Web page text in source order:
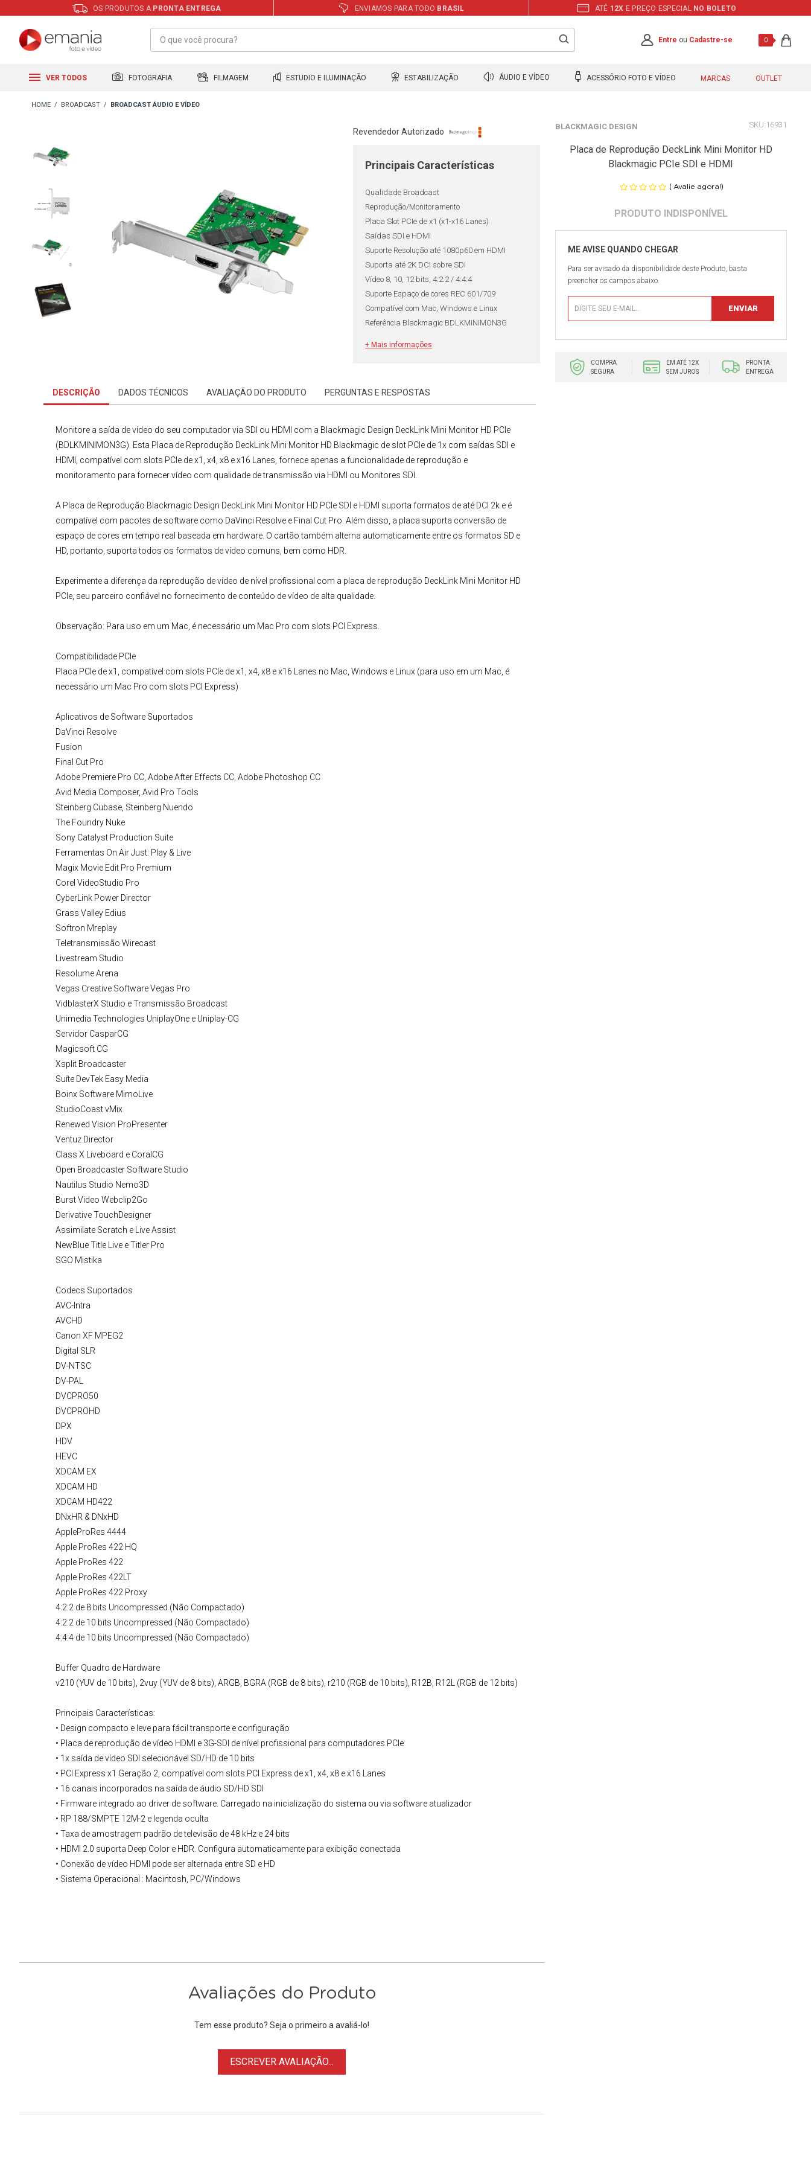
OS PRODUTOS A PRONTA ENTREGA ENVIAMOS PARA TODO BRASIL ATÉ 12X E PREÇO ESPECIAL NO BOLETO
Entre ou Cadastre-se 0
VER TODOS FOTOGRAFIA FILMAGEM ESTUDIO E ILUMINAÇÃO ESTABILIZAÇÃO ÁUDIO E VÍDEO ACESSÓRIO FOTO E VÍDEO MARCAS OUTLET
BROADCAST BROADCAST ÁUDIO E VÍDEO
Revendedor Autorizado
Principais Características
Qualidade Broadcast
Reprodução/Monitoramento
Placa Slot PCIe de x1 (x1-x16 Lanes)
Saídas SDI e HDMI
Suporte Resolução até 1080p60 em HDMI
Suporta até 2K DCI sobre SDI
Vídeo 8, 10, 12 bits, 4:2:2 / 4:4:4
Suporte Espaço de cores REC 601/709
Compatível com Mac, Windows e Linux
Referência Blackmagic BDLKMINIMON3G
+ Mais informações
BLACKMAGIC DESIGN 16931
Placa de Reprodução DeckLink Mini Monitor HD
Blackmagic PCIe SDI e HDMI
( Avalie agora!)
Para ser avisado da disponibilidade deste Produto, basta
preencher os campos abaixo.
COMPRA
SEGURA
EM ATÉ 12X
SEM JUROS
PRONTA
ENTREGA
DESCRIÇÃO DADOS TÉCNICOS AVALIAÇÃO DO PRODUTO PERGUNTAS E RESPOSTAS
Monitore a saída de vídeo do seu computador via SDI ou HDMI com a Blackmagic Design DeckLink Mini Monitor HD PCIe
(BDLKMINIMON3G) . Esta Placa de Reprodução DeckLink Mini Monitor HD Blackmagic de slot PCIe de 1x com saídas SDI e
HDMI, compatível com slots PCIe de x1, x4, x8 e x16 Lanes, fornece apenas a funcionalidade de reprodução e
monitoramento para fornecer vídeo com qualidade de transmissão via HDMI ou Monitores SDI.
A Placa de Reprodução Blackmagic Design DeckLink Mini Monitor HD PCIe SDI e HDMI suporta formatos de até DCI 2k e é
compatível com pacotes de software como DaVinci Resolve e Final Cut Pro. Além disso, a placa suporta conversão de
espaço de cores em tempo real baseada em hardware. O cartão também alterna automaticamente entre os formatos SD e
HD, portanto, suporta todos os formatos de vídeo comuns, bem como HDR.
Experimente a diferença da reprodução de vídeo de nível profissional com a placa de reprodução DeckLink Mini Monitor HD
PCIe, seu parceiro confiável no fornecimento de conteúdo de vídeo de alta qualidade.
Observação: Para uso em um Mac, é necessário um Mac Pro com slots PCI Express.
Compatibilidade PCIe
Placa PCIe de x1, compatível com slots PCIe de x1, x4, x8 e x16 Lanes no Mac, Windows e Linux (para uso em um Mac, é
necessário um Mac Pro com slots PCI Express)
Aplicativos de Software Suportados
DaVinci Resolve
Fusion
Final Cut Pro
Adobe Premiere Pro CC, Adobe After Effects CC, Adobe Photoshop CC
Avid Media Composer, Avid Pro Tools
Steinberg Cubase, Steinberg Nuendo
The Foundry Nuke
Sony Catalyst Production Suite
Ferramentas On Air Just: Play & Live
Magix Movie Edit Pro Premium
Corel VideoStudio Pro
CyberLink Power Director
Grass Valley Edius
Softron Mreplay
Teletransmissão Wirecast
Livestream Studio
Resolume Arena
Vegas Creative Software Vegas Pro
VidblasterX Studio e Transmissão Broadcast
Unimedia Technologies UniplayOne e Uniplay-CG
Servidor CasparCG
Magicsoft CG
Xsplit Broadcaster
Suíte DevTek Easy Media
Boinx Software MimoLive
StudioCoast vMix
Renewed Vision ProPresenter
Ventuz Director
Class X Liveboard e CoralCG
Open Broadcaster Software Studio
Nautilus Studio Nemo3D
Burst Video Webclip2Go
Derivative TouchDesigner
Assimilate Scratch e Live Assist
NewBlue Title Live e Titler Pro
SGO Mistika
Codecs Suportados
AVC-Intra
AVCHD
Canon XF MPEG2
Digital SLR
DV-NTSC
DV-PAL
DVCPRO50
DVCPROHD
DPX
HDV
HEVC
XDCAM EX
XDCAM HD
XDCAM HD422
DNxHR & DNxHD
AppleProRes 4444
Apple ProRes 422 HQ
Apple ProRes 422
Apple ProRes 422LT
Apple ProRes 422 Proxy
4:2:2 de 8 bits Uncompressed (Não Compactado)
4:2:2 de 10 bits Uncompressed (Não Compactado)
4:4:4 de 10 bits Uncompressed (Não Compactado)
Buffer Quadro de Hardware
v210 (YUV de 10 bits), 2vuy (YUV de 8 bits), ARGB, BGRA (RGB de 8 bits), r210 (RGB de 10 bits), R12B, R12L (RGB de 12 bits)
Principais Características:
• Design compacto e leve para fácil transporte e configuração
• Placa de reprodução de vídeo HDMI e 3G-SDI de nível profissional para computadores PCIe
• 1x saída de vídeo SDI selecionável SD/HD de 10 bits
• PCI Express x1 Geração 2, compatível com slots PCI Express de x1, x4, x8 e x16 Lanes
• 16 canais incorporados na saída de áudio SD/HD SDI
• Firmware integrado ao driver de software. Carregado na inicialização do sistema ou via software atualizador
• RP 188/SMPTE 12M-2 e legenda oculta
• Taxa de amostragem padrão de televisão de 48 kHz e 24 bits
• HDMI 2.0 suporta Deep Color e HDR. Configura automaticamente para exibição conectada
• Conexão de vídeo HDMI pode ser alternada entre SD e HD
• Sistema Operacional : Macintosh, PC/Windows
Avaliações do Produto
Tem esse produto? Seja o primeiro a avaliá-lo!
ESCREVER AVALIAÇÃO...